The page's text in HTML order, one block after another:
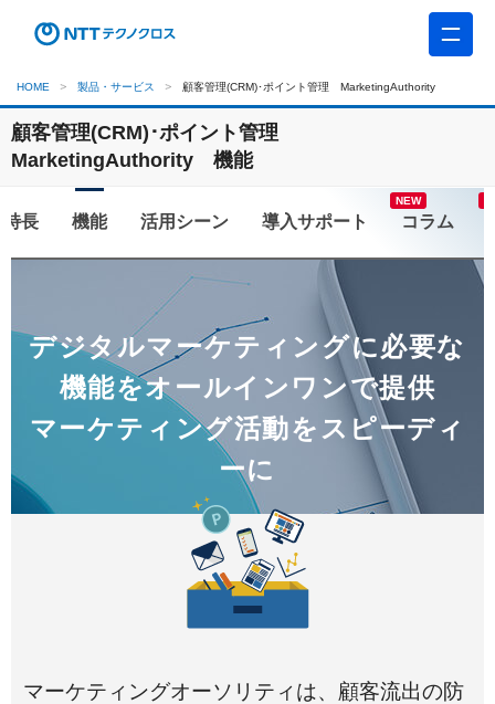
HOME 製品・サービス 顧客管理(CRM)･ポイント管理 MarketingAuthority
顧客管理(CRM)･ポイント管理
MarketingAuthority 機能
特長 機能 活用シーン コラム
デジタルマーケティングに必要な
機能をオールインワンで提供
マーケティング活動をスピーディ
ーに
マーケティングオーソリティは、顧客流出の防